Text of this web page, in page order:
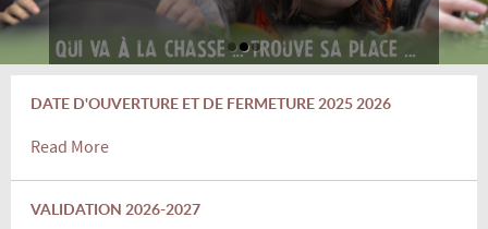
DATE D'OUVERTURE ET DE FERMETURE 2025 2026
Read More
VALIDATION 2026-2027